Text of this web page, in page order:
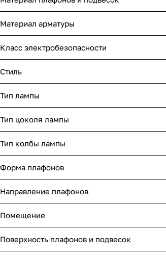
Материал арматуры
Класс электробезопасности
Стиль
Тип лампы
Тип цоколя лампы
Тип колбы лампы
Форма плафонов
Направление плафонов
Помещение
Поверхность плафонов и подвесок